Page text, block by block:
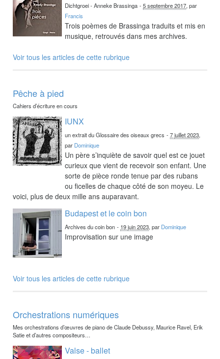
Dichtgroei - Anneke Brassinga -5 septembre 2017, par
Francis
Trois poèmes de Brassinga traduits et mis en
musique, retrouvés dans mes archives.
Voir tous les articles de cette rubrique
Pêche à pied
Cahiers d’écriture en cours
IUNX
un extrait du Glossaire des oiseaux grecs -7 juillet 2023,
par Dominique
Un père s’inquiète de savoir quel est ce jouet
curieux que vient de recevoir son enfant. Une
sorte de pièce ronde tenue par des rubans
ou ficelles de chaque côté de son moyeu. Le
voici, plus de deux mille ans auparavant.
Budapest et le coin bon
Archives du coin bon - 19 juin 2023, par Dominique
Improvisation sur une image
Voir tous les articles de cette rubrique
Orchestrations numériques
Mes orchestrations d’œuvres de piano de Claude Debussy, Maurice Ravel, Erik
Satie et d’autres compositeurs…
Valse - ballet